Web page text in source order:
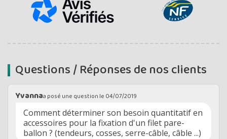
Questions / Réponses de nos clients
Yvannaa posé une question le 04/07/2019
Comment déterminer son besoin quantitatif en
accessoires pour la fixation d'un filet pare-
ballon ? (tendeurs, cosses, serre-câble, câble ...)